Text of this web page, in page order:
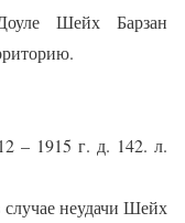
Шейх Барзан
– 1915 г. д. 142. л.
неудачи Шейх